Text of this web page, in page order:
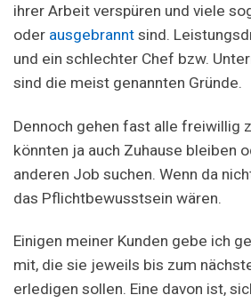
ihrer Arbeit verspüren und viele
oder ausgebrannt sind.
und ein schlechter Chef bzw.
sind die meist genannten Gründe.
Dennoch gehen fast alle freiwillig
könnten ja auch Zuhause bleiben
anderen Job suchen. Wenn da
das Pflichtbewusstsein wären.
Einigen meiner Kunden gebe ich
mit, die sie jeweils bis zum
erledigen sollen. Eine davon ist,